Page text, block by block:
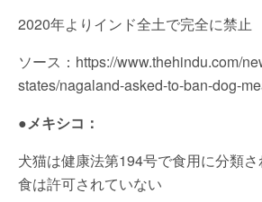
2020年よりインド全土で完全に禁止
ソース：https://www.thehindu.com/
states/nagaland-asked-to-ban-dog-
●メキシコ：
犬猫は健康法第194号で食用に分類
食は許可されていない